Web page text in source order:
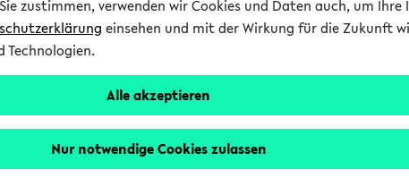
Semester im eKVV
für Ihre Sitzung auswählen möchten. Bitte beachten Sie
zustimmen, verwenden wir Cookies und Daten auch, um
einsehen und mit der Wirkung für die Zukunft
Technologien.
Alle akzeptieren
Nur notwendige Cookies zulassen